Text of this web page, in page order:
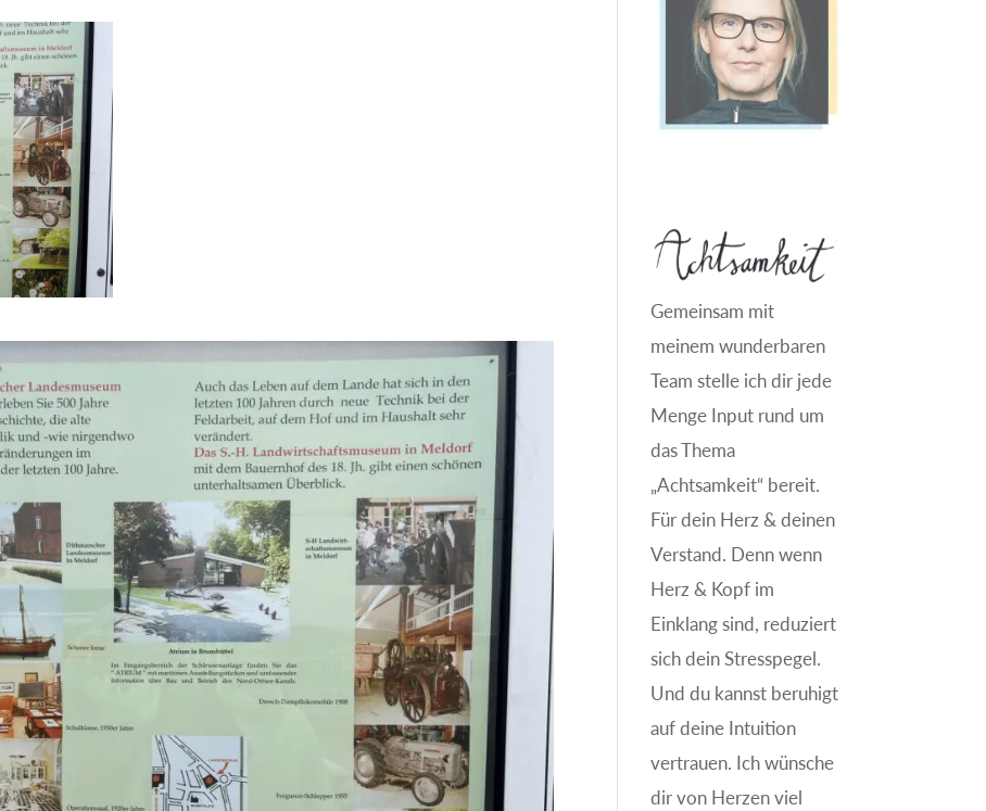
Gemeinsam mit
meinem wunderbaren
Team stelle ich dir jede
Menge Input rund um
das Thema
„Achtsamkeit“ bereit.
Für dein Herz & deinen
Verstand. Denn wenn
Herz & Kopf im
Einklang sind, reduziert
sich dein Stresspegel.
Und du kannst beruhigt
auf deine Intuition
vertrauen. Ich wünsche
dir von Herzen viel